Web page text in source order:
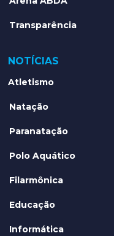
Transparência
NOTÍCIAS
Atletismo
Natação
Paranatação
Polo Aquático
Filarmônica
Educação
Informática